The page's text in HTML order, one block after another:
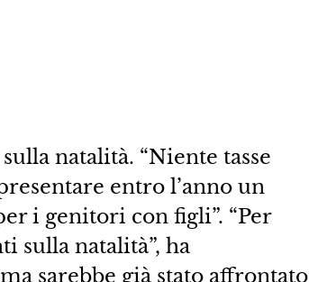
natalità. “Niente tasse
entro l’anno un
i genitori con figli”. “Per
sulla natalità”, ha
sarebbe già stato affrontato